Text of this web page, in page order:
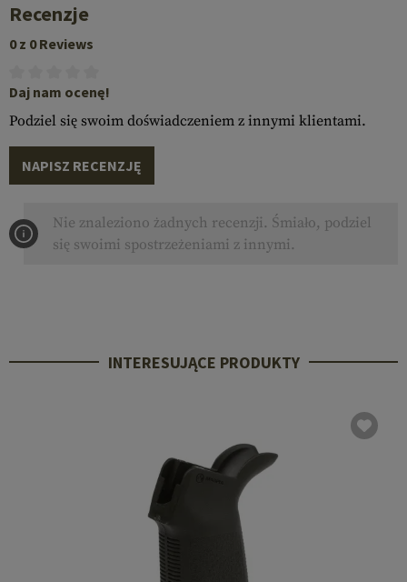
Recenzje
0 z 0 Reviews
Daj nam ocenę!
Podziel się swoim doświadczeniem z innymi klientami.
NAPISZ RECENZJĘ
Nie znaleziono żadnych recenzji. Śmiało, podziel
się swoimi spostrzeżeniami z innymi.
INTERESUJĄCE PRODUKTY